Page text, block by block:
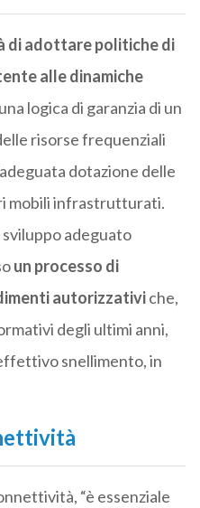
di adottare politiche di
alle dinamiche
logica di garanzia di un
risorse frequenziali
dotazione delle
mobili infrastrutturati.
adeguato
un processo di
autorizzativiche,
degli ultimi anni,
snellimento, in
“è essenziale